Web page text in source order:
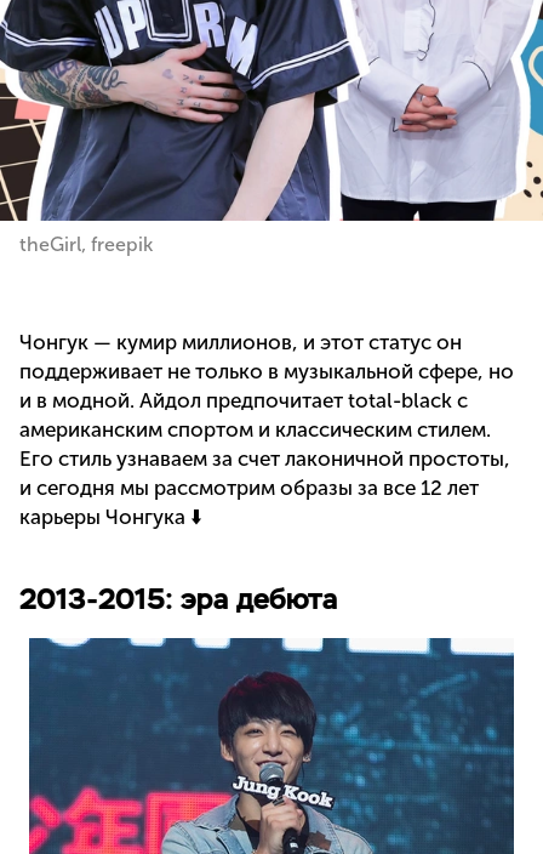
theGirl, freepik
Чонгук — кумир миллионов, и этот статус он
поддерживает не только в музыкальной сфере, но
и в модной. Айдол предпочитает total-black с
американским спортом и классическим стилем.
Его стиль узнаваем за счет лаконичной простоты,
и сегодня мы рассмотрим образы за все 12 лет
карьеры Чонгука ⬇️
2013-2015: эра дебюта